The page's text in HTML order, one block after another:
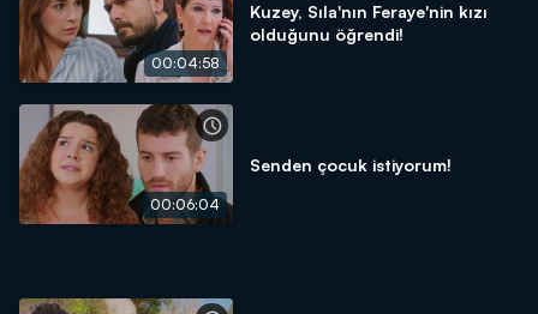
00:04:58
Kuzey, Sıla'nın Feraye'nin kızı
olduğunu öğrendi!
00:06:04
Senden çocuk istiyorum!